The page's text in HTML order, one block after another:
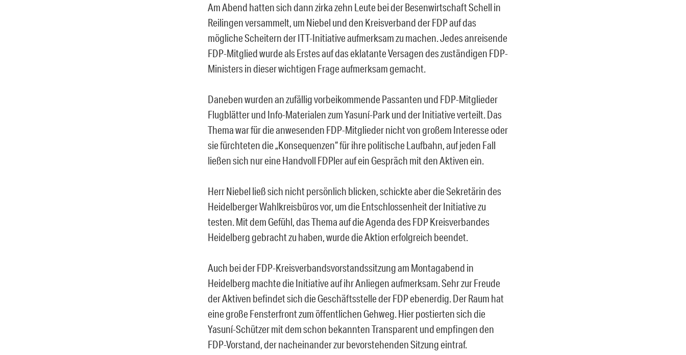
Am Abend hatten sich dann zirka zehn Leute bei der Besenwirtschaft Schell in
Reilingen versammelt, um Niebel und den Kreisverband der FDP auf das
mögliche Scheitern der ITT-Initiative aufmerksam zu machen. Jedes anreisende
FDP-Mitglied wurde als Erstes auf das eklatante Versagen des zuständigen FDP-
Ministers in dieser wichtigen Frage aufmerksam gemacht.
Daneben wurden an zufällig vorbeikommende Passanten und FDP-Mitglieder
Flugblätter und Info-Materialen zum Yasuní-Park und der Initiative verteilt. Das
Thema war für die anwesenden FDP-Mitglieder nicht von großem Interesse oder
sie fürchteten die „Konsequenzen“ für ihre politische Laufbahn, auf jeden Fall
ließen sich nur eine Handvoll FDPler auf ein Gespräch mit den Aktiven ein.
Herr Niebel ließ sich nicht persönlich blicken, schickte aber die Sekretärin des
Heidelberger Wahlkreisbüros vor, um die Entschlossenheit der Initiative zu
testen. Mit dem Gefühl, das Thema auf die Agenda des FDP Kreisverbandes
Heidelberg gebracht zu haben, wurde die Aktion erfolgreich beendet.
Auch bei der FDP-Kreisverbandsvorstandssitzung am Montagabend in
Heidelberg machte die Initiative auf ihr Anliegen aufmerksam. Sehr zur Freude
der Aktiven befindet sich die Geschäftsstelle der FDP ebenerdig. Der Raum hat
eine große Fensterfront zum öffentlichen Gehweg. Hier postierten sich die
Yasuní-Schützer mit dem schon bekannten Transparent und empfingen den
FDP-Vorstand, der nacheinander zur bevorstehenden Sitzung eintraf.